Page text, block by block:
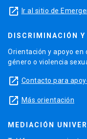
launch Ir al sitio de
DISCRIMINACIÓN
Orientación y apoyo en
género o violencia
launch Contacto para
launch Más orientación
MEDIACIÓN